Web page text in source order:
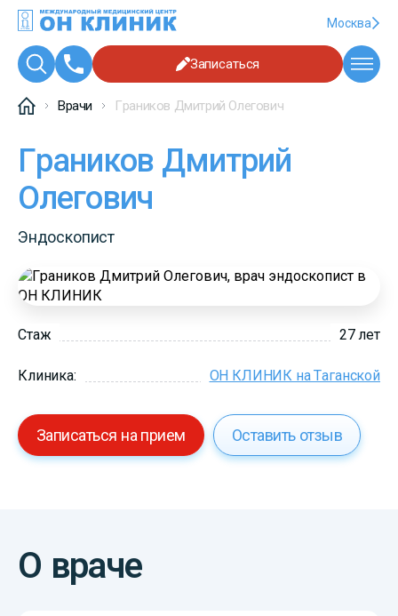
Москва
Записаться
Врачи Граников Дмитрий Олегович
Граников Дмитрий
Олегович
Эндоскопист
Стаж 27 лет
Клиника: ОН КЛИНИК на Таганской
Записаться на прием Оставить отзыв
О враче